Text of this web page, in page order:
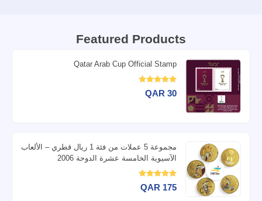
Featured Products
Qatar Arab Cup Official Stamp
QAR 30
مجموعة 5 عملات من فئة 1 ريال قطري – الألعاب
الآسيوية الخامسة عشرة الدوحة 2006
QAR 175